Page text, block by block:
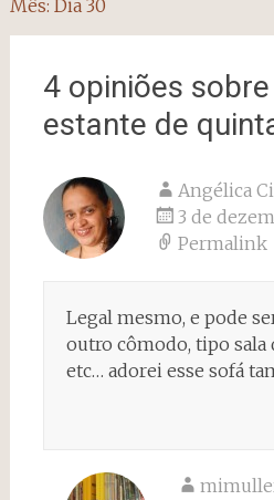
do
Mês: Dia 30
4 opiniões sobre
estante de
Angélica
3 de
Permalink
Legal mesmo, e pode
outro cômodo, tipo sala
etc… adorei esse sofá